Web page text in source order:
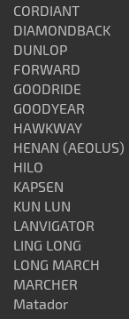
CORDIANT
DIAMONDBACK
DUNLOP
FORWARD
GOODRIDE
GOODYEAR
HAWKWAY
HENAN (AEOLUS)
HILO
KAPSEN
KUN LUN
LANVIGATOR
LING LONG
LONG MARCH
MARCHER
Matador